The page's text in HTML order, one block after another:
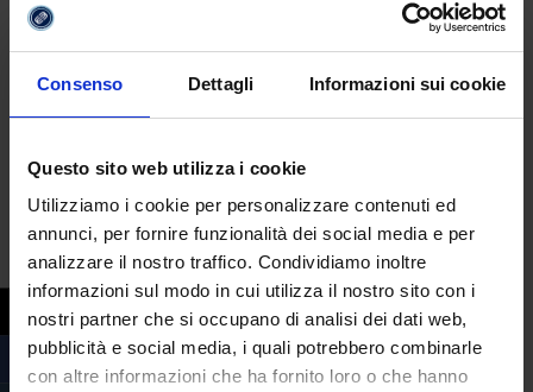
Consenso Dettagli Informazioni sui cookie
Questo sito web utilizza i cookie
Utilizziamo i cookie per personalizzare contenuti ed
annunci, per fornire funzionalità dei social media e per
analizzare il nostro traffico. Condividiamo inoltre
informazioni sul modo in cui utilizza il nostro sito con i
nostri partner che si occupano di analisi dei dati web,
pubblicità e social media, i quali potrebbero combinarle
con altre informazioni che ha fornito loro o che hanno
assistenti sociali e
ha ispirato generazioni
di attivisti. Jane Addams non è solo una
figura storica, ma un
modello vivo di
impegno civile